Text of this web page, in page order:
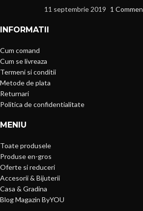
11 septembrie 2019 1
INFORMATII
Cum comand
Cum se livreaza
Termeni si conditii
Metode de plata
Returnari
Politica de confidentialitate
MENIU
Toate produsele
Produse en-gros
Oferte si reduceri
Accesorii & Bijuterii
Casa & Gradina
Blog Magazin ByYOU